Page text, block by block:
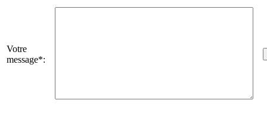
Votre
message*: